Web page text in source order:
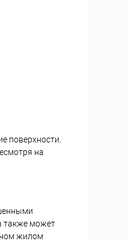
поверхности.
на
также может
жилом